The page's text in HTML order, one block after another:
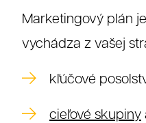
Marketingový plán
vychádza z vašej
kľúčové
cieľové skupiny